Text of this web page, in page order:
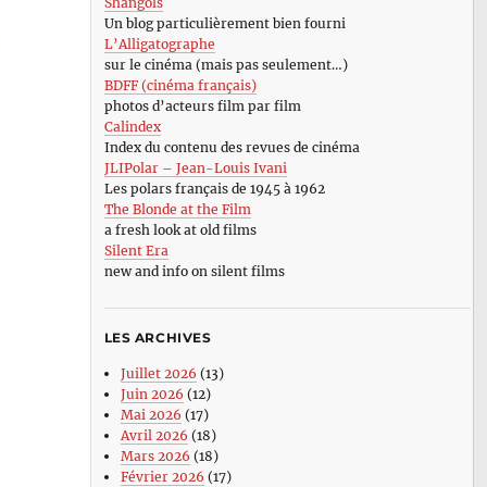
Un blog particulièrement bien fourni
L’Alligatographe
sur le cinéma (mais pas seulement…)
BDFF (cinéma français)
photos d’acteurs film par film
Calindex
Index du contenu des revues de cinéma
JLIPolar – Jean-Louis Ivani
Les polars français de 1945 à 1962
The Blonde at the Film
a fresh look at old films
Silent Era
new and info on silent films
LES ARCHIVES
Juillet 2026 (13)
Juin 2026 (12)
Mai 2026 (17)
Avril 2026 (18)
Mars 2026 (18)
Février 2026 (17)